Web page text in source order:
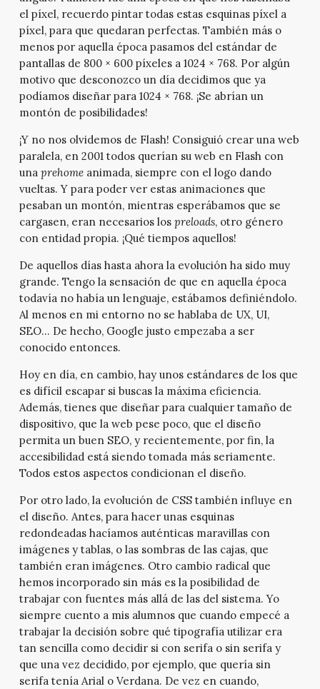
el píxel, recuerdo pintar todas estas esquinas píxel a
píxel, para que quedaran perfectas. También más o
menos por aquella época pasamos del estándar de
pantallas de 800 × 600 píxeles a 1024 × 768. Por algún
motivo que desconozco un día decidimos que ya
podíamos diseñar para 1024 × 768. ¡Se abrían un
montón de posibilidades!
¡Y no nos olvidemos de Flash! Consiguió crear una web
paralela, en 2001 todos querían su web en Flash con
una prehomeanimada, siempre con el logo dando
vueltas. Y para poder ver estas animaciones que
pesaban un montón, mientras esperábamos que se
cargasen, eran necesarios los preloads, otro género
con entidad propia. ¡Qué tiempos aquellos!
De aquellos días hasta ahora la evolución ha sido muy
grande. Tengo la sensación de que en aquella época
todavía no había un lenguaje, estábamos definiéndolo.
Al menos en mi entorno no se hablaba de UX, UI,
SEO… De hecho, Google justo empezaba a ser
conocido entonces.
Hoy en día, en cambio, hay unos estándares de los que
es difícil escapar si buscas la máxima eficiencia.
Además, tienes que diseñar para cualquier tamaño de
dispositivo, que la web pese poco, que el diseño
permita un buen SEO, y recientemente, por fin, la
accesibilidad está siendo tomada más seriamente.
Todos estos aspectos condicionan el diseño.
Por otro lado, la evolución de CSS también influye en
el diseño. Antes, para hacer unas esquinas
redondeadas hacíamos auténticas maravillas con
imágenes y tablas, o las sombras de las cajas, que
también eran imágenes. Otro cambio radical que
hemos incorporado sin más es la posibilidad de
trabajar con fuentes más allá de las del sistema. Yo
siempre cuento a mis alumnos que cuando empecé a
trabajar la decisión sobre qué tipografía utilizar era
tan sencilla como decidir si con serifa o sin serifa y
que una vez decidido, por ejemplo, que quería sin
serifa tenía Arial o Verdana. De vez en cuando,